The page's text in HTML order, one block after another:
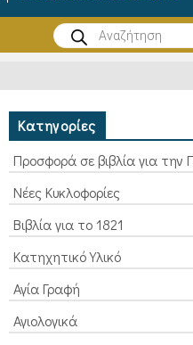
Products
search
Κατηγορίες
Προσφορά σε βιβλία για την
Νέες Κυκλοφορίες
Βιβλία για το 1821
Κατηχητικό Υλικό
Αγία Γραφή
Αγιολογικά